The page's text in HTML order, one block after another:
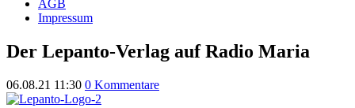
AGB
Impressum
Der Lepanto-Verlag auf Radio Maria
06.08.21 11:30 0 Kommentare